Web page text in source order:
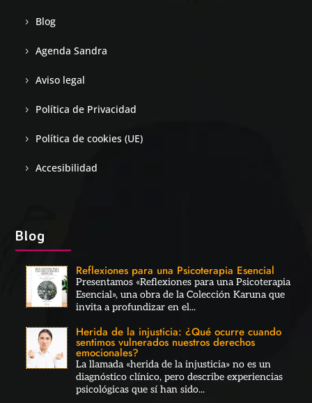
Blog
Agenda Sandra
Aviso legal
Política de Privacidad
Política de cookies (UE)
Accesibilidad
Blog
Reflexiones para una Psicoterapia Esencial
Presentamos «Reflexiones para una Psicoterapia
Esencial», una obra de la Colección Karuna que
invita a profundizar en el...
Herida de la injusticia: ¿Qué ocurre cuando
sentimos vulnerados nuestros derechos
emocionales?
La llamada «herida de la injusticia» no es un
diagnóstico clínico, pero describe experiencias
psicológicas que sí han sido...